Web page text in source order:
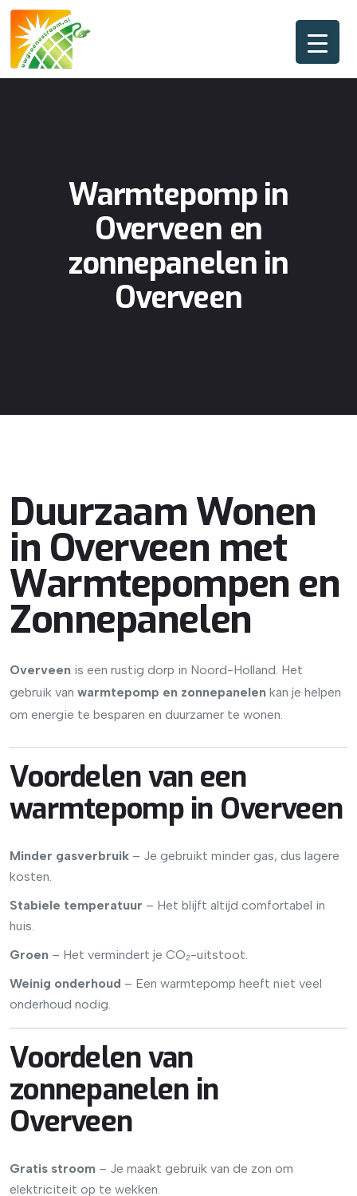
Warmtepomp in
Overveen en
zonnepanelen in
Overveen
Duurzaam Wonen
in Overveen met
Warmtepompen en
Zonnepanelen
Overveen is een rustig dorp in Noord-Holland. Het
gebruik van warmtepomp en zonnepanelen kan je helpen
om energie te besparen en duurzamer te wonen.
Voordelen van een
warmtepomp in Overveen
Minder gasverbruik – Je gebruikt minder gas, dus lagere
kosten.
Stabiele temperatuur – Het blijft altijd comfortabel in
huis.
Groen – Het vermindert je CO₂-uitstoot.
Weinig onderhoud – Een warmtepomp heeft niet veel
onderhoud nodig.
Voordelen van
zonnepanelen in
Overveen
Gratis stroom – Je maakt gebruik van de zon om
elektriciteit op te wekken.